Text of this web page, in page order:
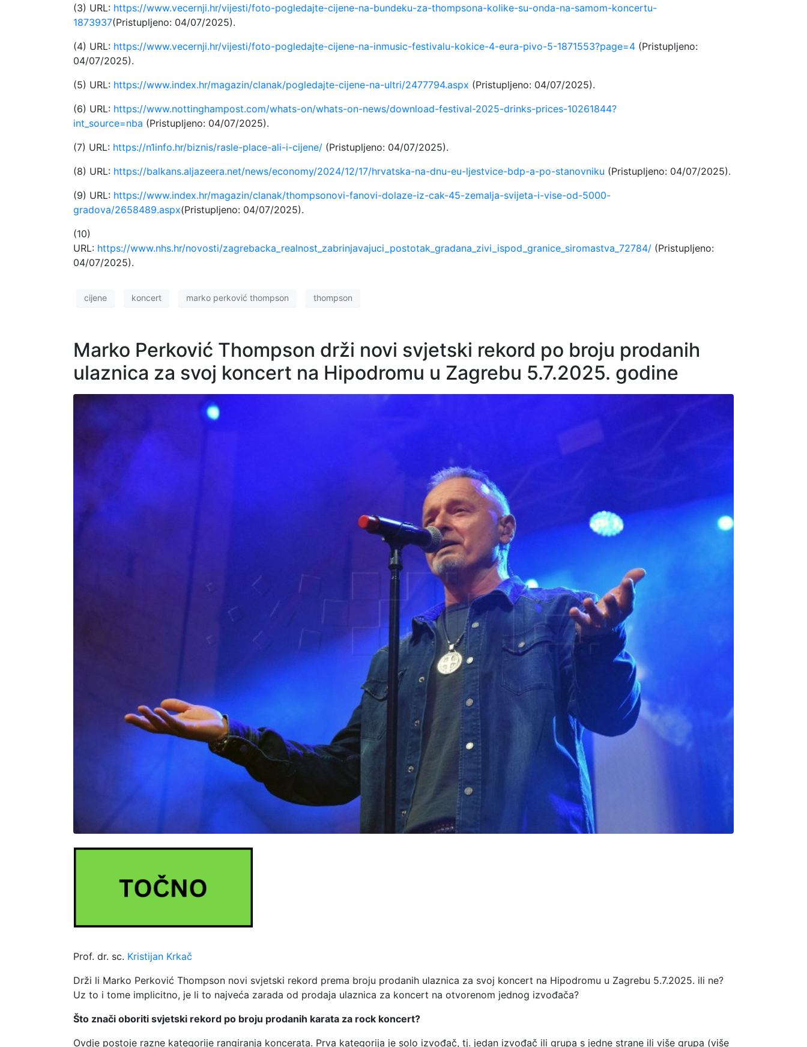
(3) URL: https://www.vecernji.hr/vijesti/foto-pogledajte-cijene-na-bundeku-za-thompsona-kolike-su-onda-na-samom-koncertu-
1873937(Pristupljeno: 04/07/2025).
(4) URL: https://www.vecernji.hr/vijesti/foto-pogledajte-cijene-na-inmusic-festivalu-kokice-4-eura-pivo-5-1871553?page=4 (Pristupljeno:
04/07/2025).
(5) URL: https://www.index.hr/magazin/clanak/pogledajte-cijene-na-ultri/2477794.aspx (Pristupljeno: 04/07/2025).
(6) URL: https://www.nottinghampost.com/whats-on/whats-on-news/download-festival-2025-drinks-prices-10261844?
int_source=nba (Pristupljeno: 04/07/2025).
(7) URL: https://n1info.hr/biznis/rasle-place-ali-i-cijene/ (Pristupljeno: 04/07/2025).
(8) URL: https://balkans.aljazeera.net/news/economy/2024/12/17/hrvatska-na-dnu-eu-ljestvice-bdp-a-po-stanovniku (Pristupljeno: 04/07/2025).
(9) URL: https://www.index.hr/magazin/clanak/thompsonovi-fanovi-dolaze-iz-cak-45-zemalja-svijeta-i-vise-od-5000-
gradova/2658489.aspx(Pristupljeno: 04/07/2025).
(10)
URL: https://www.nhs.hr/novosti/zagrebacka_realnost_zabrinjavajuci_postotak_gradana_zivi_ispod_granice_siromastva_72784/ (Pristupljeno:
04/07/2025).
cijene koncert marko perković thompson thompson
Marko Perković Thompson drži novi svjetski rekord po broju prodanih
ulaznica za svoj koncert na Hipodromu u Zagrebu 5.7.2025. godine
Prof. dr. sc. Kristijan Krkač
Drži li Marko Perković Thompson novi svjetski rekord prema broju prodanih ulaznica za svoj koncert na Hipodromu u Zagrebu 5.7.2025. ili ne?
Uz to i tome implicitno, je li to najveća zarada od prodaja ulaznica za koncert na otvorenom jednog izvođača?
Što znači oboriti svjetski rekord po broju prodanih karata za rock koncert?
Ovdje postoje razne kategorije rangiranja koncerata. Prva kategorija je solo izvođač, tj. jedan izvođač ili grupa s jedne strane ili više grupa (više